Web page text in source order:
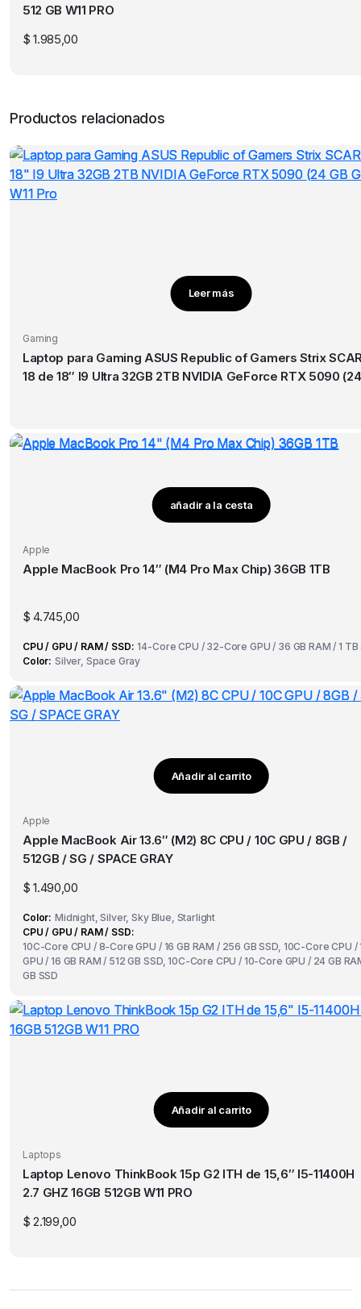
512 GB W11 PRO
$ 1.985,00
Productos relacionados
Leer más
Gaming
Laptop para Gaming ASUS Republic of Gamers Strix
18 de 18″ I9 Ultra 32GB 2TB NVIDIA GeForce RTX 5090 (24
añadir a la cesta
Este
múltiples
se
elegir
en
de
producto
Apple
Apple MacBook Pro 14″ (M4 Pro Max Chip) 36GB 1TB
$ 4.745,00
CPU / GPU / RAM / SSD 14-Core CPU / 32-Core GPU / 36 GB RAM / 1 TB
Color Silver, Space Gray
Añadir al carrito
Apple
Apple MacBook Air 13.6″ (M2) 8C CPU / 10C GPU / 8GB /
512GB / SG / SPACE GRAY
$ 1.490,00
Color Midnight, Silver, Sky Blue, Starlight
CPU / GPU / RAM / SSD
10C-Core CPU / 8-Core GPU / 16 GB RAM / 256 GB SSD, 10C-Core CPU
GPU / 16 GB RAM / 512 GB SSD, 10C-Core CPU / 10-Core GPU / 24 GB
GB SSD
Añadir al carrito
Laptops
Laptop Lenovo ThinkBook 15p G2 ITH de 15,6″ I5-11400H
2.7 GHZ 16GB 512GB W11 PRO
$ 2.199,00